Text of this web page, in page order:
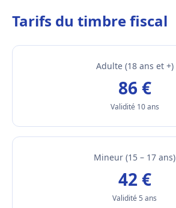
Tarifs du timbre fiscal
Adulte (18 ans et +)
86 €
Validité 10 ans
Mineur (15 – 17 ans)
42 €
Validité 5 ans